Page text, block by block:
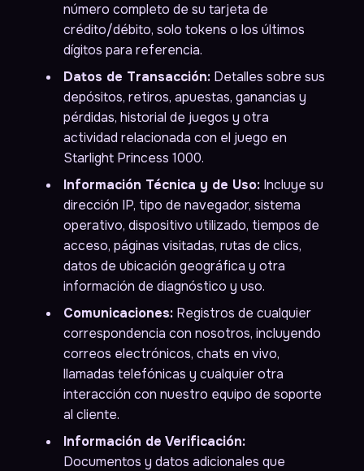
número completo de su tarjeta de
crédito/débito, solo tokens o los últimos
dígitos para referencia.
Datos de Transacción: Detalles sobre sus
depósitos, retiros, apuestas, ganancias y
pérdidas, historial de juegos y otra
actividad relacionada con el juego en
Starlight Princess 1000.
Información Técnica y de Uso: Incluye su
dirección IP, tipo de navegador, sistema
operativo, dispositivo utilizado, tiempos de
acceso, páginas visitadas, rutas de clics,
datos de ubicación geográfica y otra
información de diagnóstico y uso.
Comunicaciones: Registros de cualquier
correspondencia con nosotros, incluyendo
correos electrónicos, chats en vivo,
llamadas telefónicas y cualquier otra
interacción con nuestro equipo de soporte
al cliente.
Información de Verificación:
Documentos y datos adicionales que